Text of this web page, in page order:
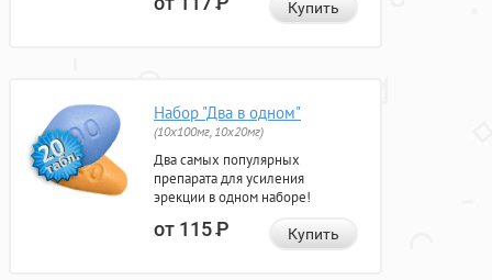
Купить
Набор "Два в одном"
(10x100мг, 10x20мг)
Два самых популярных
препарата для усиления
эрекции в одном наборе!
от 115Р Купить